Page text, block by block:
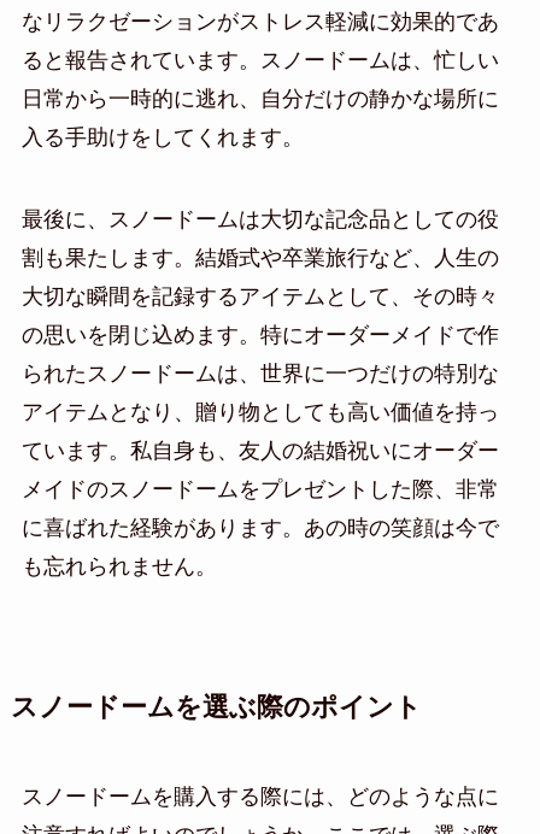
なリラクゼーションがストレス軽減に効果的であ
ると報告されています。スノードームは、忙しい
日常から一時的に逃れ、自分だけの静かな場所に
入る手助けをしてくれます。
最後に、スノードームは大切な記念品としての役
割も果たします。結婚式や卒業旅行など、人生の
大切な瞬間を記録するアイテムとして、その時々
の思いを閉じ込めます。特にオーダーメイドで作
られたスノードームは、世界に一つだけの特別な
アイテムとなり、贈り物としても高い価値を持っ
ています。私自身も、友人の結婚祝いにオーダー
メイドのスノードームをプレゼントした際、非常
に喜ばれた経験があります。あの時の笑顔は今で
も忘れられません。
スノードームを選ぶ際のポイント
スノードームを購入する際には、どのような点に